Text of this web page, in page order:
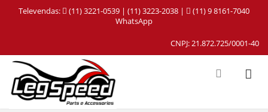
Televendas: (11) 3221-0539 | (11) 3223-2038 |
(11) 9 8161-7040
WhatsApp
CNPJ: 21.872.725/0001-40